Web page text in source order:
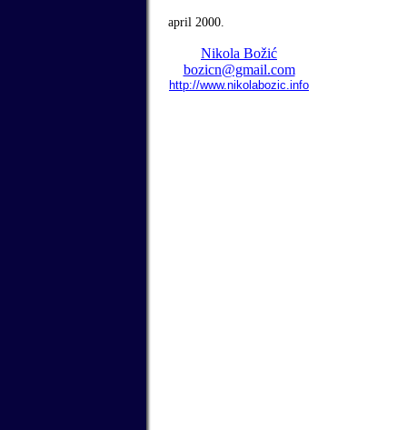
april 2000.
Nikola Božić
bozicn@gmail.com
http://www.nikolabozic.info